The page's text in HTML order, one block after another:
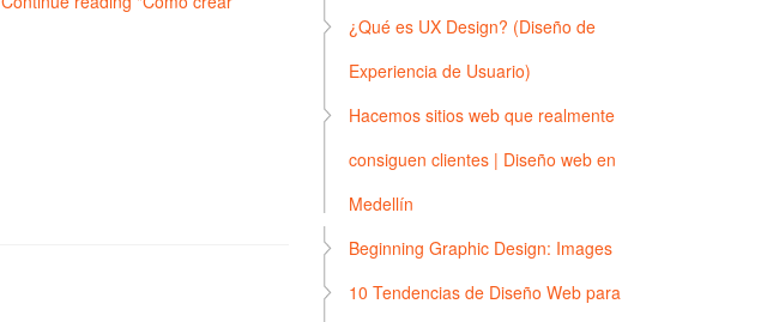
¿Qué es UX Design? (Diseño de
Experiencia de Usuario)
Hacemos sitios web que realmente
consiguen clientes | Diseño web en
Medellín
Beginning Graphic Design: Images
10 Tendencias de Diseño Web para